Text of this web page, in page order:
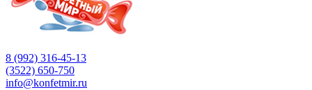
8 (992) 316-45-13
(3522) 650-750
info@konfetmir.ru